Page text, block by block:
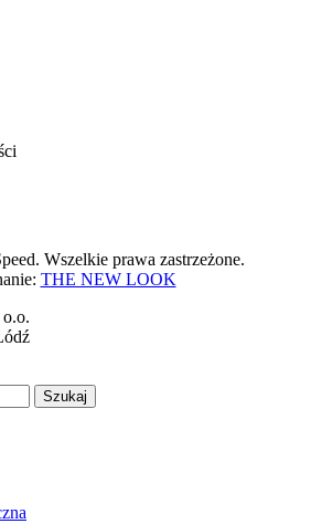
Wszelkie prawa zastrzeżone.
THE NEW LOOK
Szukaj